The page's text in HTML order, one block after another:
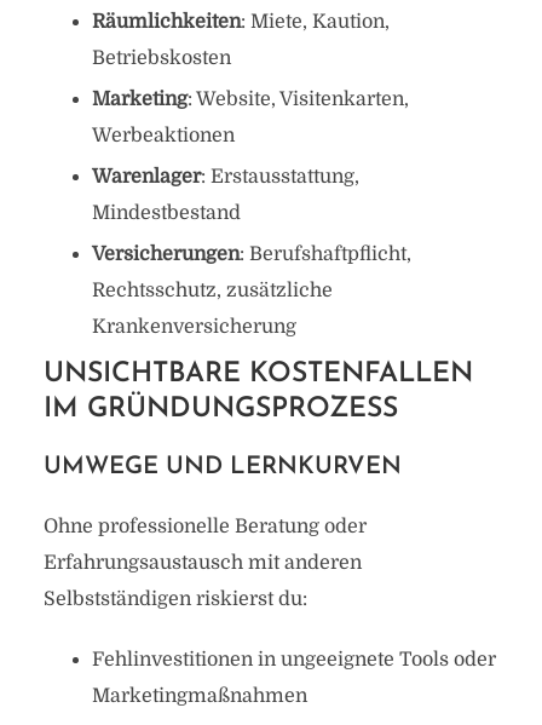
Räumlichkeiten: Miete, Kaution,
Betriebskosten
Marketing: Website, Visitenkarten,
Werbeaktionen
Warenlager: Erstausstattung,
Mindestbestand
Versicherungen: Berufshaftpflicht,
Rechtsschutz, zusätzliche
Krankenversicherung
UNSICHTBARE KOSTENFALLEN
IM GRÜNDUNGSPROZESS
UMWEGE UND LERNKURVEN
Ohne professionelle Beratung oder
Erfahrungsaustausch mit anderen
Selbstständigen riskierst du:
Fehlinvestitionen in ungeeignete Tools oder
Marketingmaßnahmen